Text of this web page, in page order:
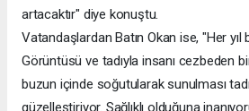
artacaktır" diye konuştu.
Vatandaşlardan Batın Okan ise, "Her yıl
Görüntüsü ve tadıyla insanı cezbeden
buzun içinde soğutularak sunulması
güzelleştiriyor. Sağlıklı olduğuna